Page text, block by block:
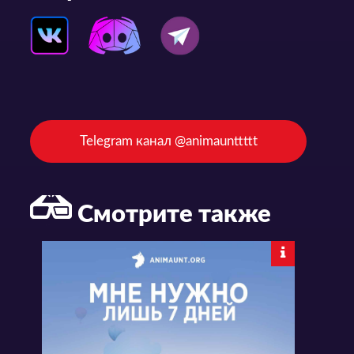
Telegram канал @animaunttttt
Смотрите также